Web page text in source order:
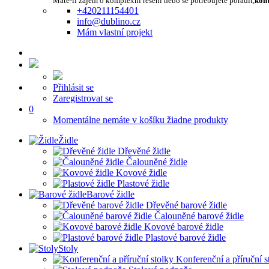
+420211154401
info@dublino.cz
Mám vlastní projekt
Přihlásit se
Zaregistrovat se
0
Momentálne nemáte v košíku žiadne produkty
Židle
Dřevěné židle
Čalouněné židle
Kovové židle
Plastové židle
Barové židle
Dřevěné barové židle
Čalouněné barové židle
Kovové barové židle
Plastové barové židle
Stoly
Konferenční a příruční